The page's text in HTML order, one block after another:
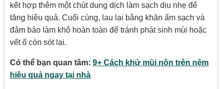
kết hợp thêm một chút dung dịch làm sạch dịu nhẹ để
tăng hiệu quả. Cuối cùng, lau lại bằng khăn ẩm sạch và
đảm bảo làm khô hoàn toàn để tránh phát sinh mùi hoặc
vết ố còn sót lại.
Có thể bạn quan tâm: 9+ Cách khử mùi nôn trên nệm
hiệu quả ngay tại nhà